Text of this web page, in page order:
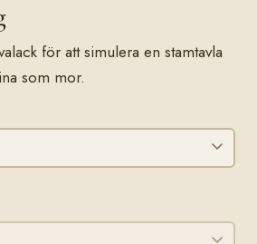
för att simulera en stamtavla
som mor.